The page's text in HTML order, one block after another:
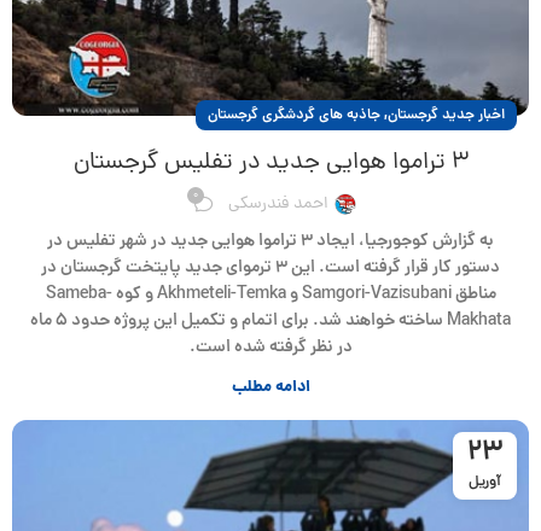
اخبار جدید گرجستان,جاذبه های گردشگری گرجستان
۳ تراموا هوایی جدید در تفلیس گرجستان
احمد فندرسکی 0
به گزارش کوجورجیا، ایجاد ۳ تراموا هوایی جدید در شهر تفلیس در
دستور کار قرار گرفته است. این ۳ ترموای جدید پایتخت گرجستان در
مناطق Samgori-Vazisubani و Akhmeteli-Temka و کوه Sameba-
Makhata ساخته خواهند شد. برای اتمام و تکمیل این پروژه حدود ۵ ماه
در نظر گرفته شده است.
ادامه مطلب
23
آوریل